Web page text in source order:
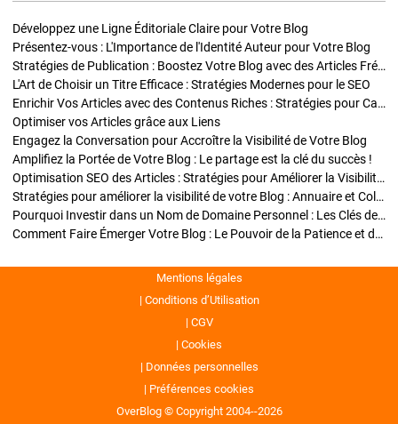
Développez une Ligne Éditoriale Claire pour Votre Blog
Présentez-vous : L'Importance de l'Identité Auteur pour Votre Blog
Stratégies de Publication : Boostez Votre Blog avec des Articles Fréquents et Exclusifs
L'Art de Choisir un Titre Efficace : Stratégies Modernes pour le SEO
Enrichir Vos Articles avec des Contenus Riches : Stratégies pour Captiver et Optimiser
Optimiser vos Articles grâce aux Liens
Engagez la Conversation pour Accroître la Visibilité de Votre Blog
Amplifiez la Portée de Votre Blog : Le partage est la clé du succès !
Optimisation SEO des Articles : Stratégies pour Améliorer la Visibilité de Votre Blog
Stratégies pour améliorer la visibilité de votre Blog : Annuaire et Collaborations
Pourquoi Investir dans un Nom de Domaine Personnel : Les Clés de la Réussite de Votre Blog
Comment Faire Émerger Votre Blog : Le Pouvoir de la Patience et de la Persévérance
Mentions légales
Conditions d’Utilisation
CGV
Cookies
Données personnelles
Préférences cookies
OverBlog © Copyright 2004--2026